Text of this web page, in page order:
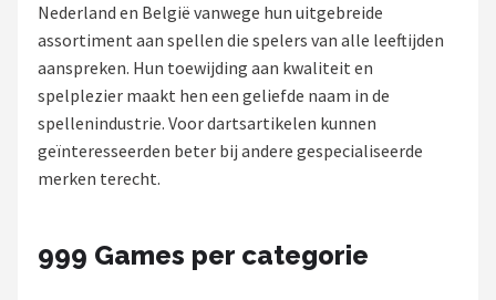
POPULAIRE MERKEN
Target
Winmau
Bull's
Nederland en België vanwege hun uitgebreide
assortiment aan spellen die spelers van alle leeftijden
aanspreken. Hun toewijding aan kwaliteit en
spelplezier maakt hen een geliefde naam in de
spellenindustrie. Voor dartsartikelen kunnen
geïnteresseerden beter bij andere gespecialiseerde
merken terecht.
999 Games per categorie